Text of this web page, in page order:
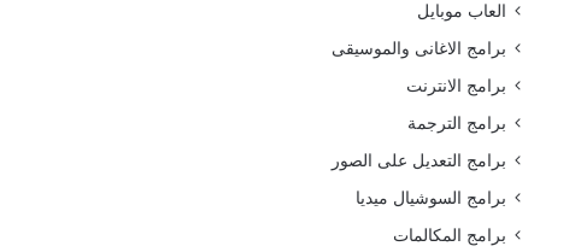
العاب موبايل
برامج الاغانى والموسيقى
برامج الانترنت
برامج الترجمة
برامج التعديل على الصور
برامج السوشيال ميديا
برامج المكالمات